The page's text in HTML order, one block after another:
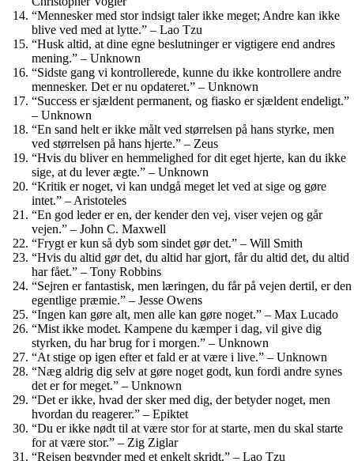
“Mennesker med stor indsigt taler ikke meget; Andre kan ikke
blive ved med at lytte.” – Lao Tzu
“Husk altid, at dine egne beslutninger er vigtigere end andres
mening.” – Unknown
“Sidste gang vi kontrollerede, kunne du ikke kontrollere andre
mennesker. Det er nu opdateret.” – Unknown
“Success er sjældent permanent, og fiasko er sjældent endeligt.”
– Unknown
“En sand helt er ikke målt ved størrelsen på hans styrke, men
ved størrelsen på hans hjerte.” – Zeus
“Hvis du bliver en hemmelighed for dit eget hjerte, kan du ikke
sige, at du lever ægte.” – Unknown
“Kritik er noget, vi kan undgå meget let ved at sige og gøre
intet.” – Aristoteles
“En god leder er en, der kender den vej, viser vejen og går
vejen.” – John C. Maxwell
“Frygt er kun så dyb som sindet gør det.” – Will Smith
“Hvis du altid gør det, du altid har gjort, får du altid det, du altid
har fået.” – Tony Robbins
“Sejren er fantastisk, men læringen, du får på vejen dertil, er den
egentlige præmie.” – Jesse Owens
“Ingen kan gøre alt, men alle kan gøre noget.” – Max Lucado
“Mist ikke modet. Kampene du kæmper i dag, vil give dig
styrken, du har brug for i morgen.” – Unknown
“At stige op igen efter et fald er at være i live.” – Unknown
“Næg aldrig dig selv at gøre noget godt, kun fordi andre synes
det er for meget.” – Unknown
“Det er ikke, hvad der sker med dig, der betyder noget, men
hvordan du reagerer.” – Epiktet
“Du er ikke nødt til at være stor for at starte, men du skal starte
for at være stor.” – Zig Ziglar
“Rejsen begynder med et enkelt skridt.” – Lao Tzu